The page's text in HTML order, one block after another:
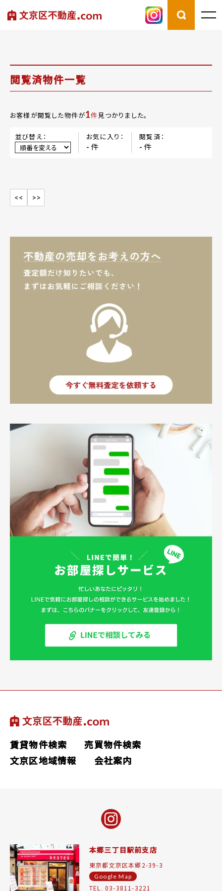
閲覧済物件一覧
お客様が閲覧した物件が1件見つかりました。
並び替え： お気に入り：
- 件
閲覧済：
- 件
<< >>
賃貸物件検索
売買物件検索
文京区地域情報
会社案内
本郷三丁目駅前支店
東京都文京区本郷2-39-3
Google Map
TEL. 03-3811-3221